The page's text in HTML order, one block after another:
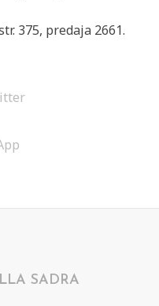
375, predaja 2661.
SADRA